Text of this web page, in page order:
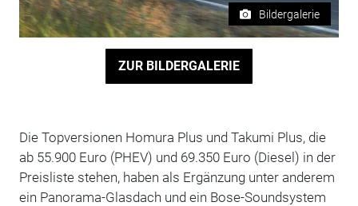
Bildergalerie
ZUR BILDERGALERIE
Die Topversionen Homura Plus und Takumi Plus, die
ab 55.900 Euro (PHEV) und 69.350 Euro (Diesel) in der
Preisliste stehen, haben als Ergänzung unter anderem
ein Panorama-Glasdach und ein Bose-Soundsystem